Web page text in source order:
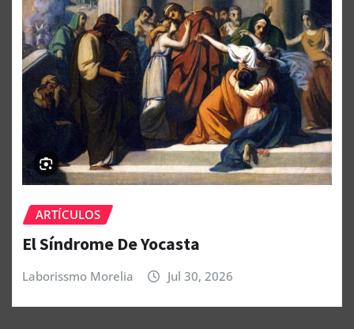
ARTÍCULOS
El Síndrome De Yocasta
Laborissmo Morelia Jul 30, 2026